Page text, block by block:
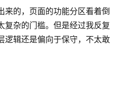
来的，页面的功能分区看着倒
复杂的门槛。但是经过我反复
逻辑还是偏向于保守，不太敢